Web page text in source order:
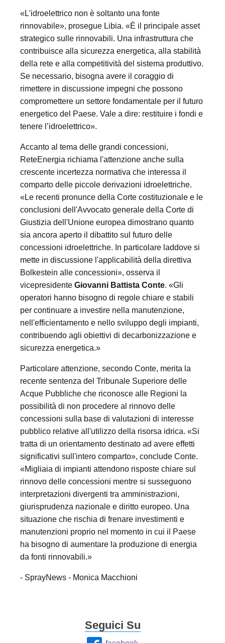
«L'idroelettrico non è soltanto una fonte
rinnovabile», prosegue Libia. «È il principale asset
strategico sulle rinnovabili. Una infrastruttura che
contribuisce alla sicurezza energetica, alla stabilità
della rete e alla competitività del sistema produttivo.
Se necessario, bisogna avere il coraggio di
rimettere in discussione impegni che possono
compromettere un settore fondamentale per il futuro
energetico del Paese. Vale a dire: restituire i fondi e
tenere l’idroelettrico».
Accanto al tema delle grandi concessioni,
ReteEnergia richiama l'attenzione anche sulla
crescente incertezza normativa che interessa il
comparto delle piccole derivazioni idroelettriche.
«Le recenti pronunce della Corte costituzionale e le
conclusioni dell'Avvocato generale della Corte di
Giustizia dell'Unione europea dimostrano quanto
sia ancora aperto il dibattito sul futuro delle
concessioni idroelettriche. In particolare laddove si
mette in discussione l'applicabilità della direttiva
Bolkestein alle concessioni», osserva il
vicepresidente Giovanni Battista Conte. «Gli
operatori hanno bisogno di regole chiare e stabili
per continuare a investire nella manutenzione,
nell'efficientamento e nello sviluppo degli impianti,
contribuendo agli obiettivi di decarbonizzazione e
sicurezza energetica.»
Particolare attenzione, secondo Conte, merita la
recente sentenza del Tribunale Superiore delle
Acque Pubbliche che riconosce alle Regioni la
possibilità di non procedere al rinnovo delle
concessioni sulla base di valutazioni di interesse
pubblico relative all'utilizzo della risorsa idrica. «Si
tratta di un orientamento destinato ad avere effetti
significativi sull'intero comparto», conclude Conte.
«Migliaia di impianti attendono risposte chiare sul
rinnovo delle concessioni mentre si susseguono
interpretazioni divergenti tra amministrazioni,
giurisprudenza nazionale e diritto europeo. Una
situazione che rischia di frenare investimenti e
manutenzioni proprio nel momento in cui il Paese
ha bisogno di aumentare la produzione di energia
da fonti rinnovabili.»
- SprayNews - Monica Macchioni
Seguici Su